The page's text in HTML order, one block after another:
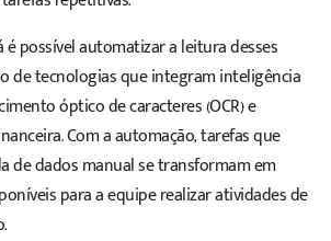
possível automatizar a leitura desses
de tecnologias que integram inteligência
óptico de caracteres (OCR)e
Com a automação, tarefas que
de dados manual se transformam em
para a equipe realizar atividades de